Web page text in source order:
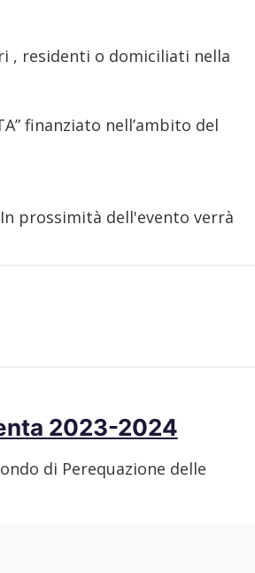
, residenti o domiciliati nella
finanziato nell’ambito del
prossimità dell'evento verrà
2023-2024
di Perequazione delle